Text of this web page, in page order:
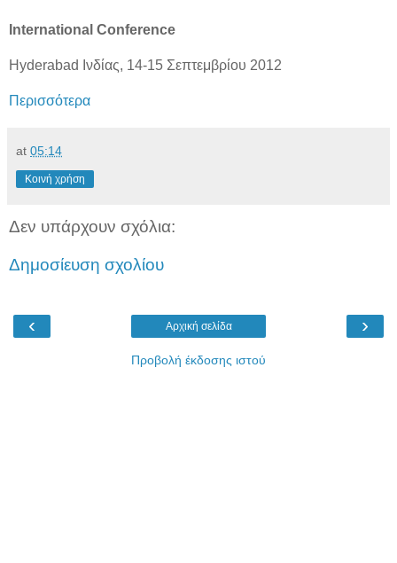
International Conference
Hyderabad Ινδίας, 14-15 Σεπτεμβρίου 2012
Περισσότερα
at 05:14
Κοινή χρήση
Δεν υπάρχουν σχόλια:
Δημοσίευση σχολίου
‹ ›
Αρχική σελίδα
Προβολή έκδοσης ιστού